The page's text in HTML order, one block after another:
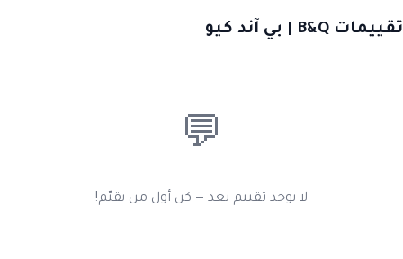
تقييمات B&Q | بي آند كيو
💬
لا يوجد تقييم بعد — كن أول من يقيّم!